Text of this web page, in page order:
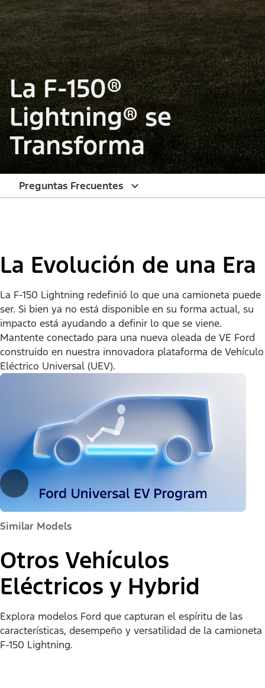
La F-150®
Lightning® se
Transforma
Preguntas Frecuentes
La Evolución de una Era
La F-150 Lightning redefinió lo que una camioneta puede
ser. Si bien ya no está disponible en su forma actual, su
impacto está ayudando a definir lo que se viene.
Mantente conectado para una nueva oleada de VE Ford
construido en nuestra innovadora plataforma de Vehículo
Eléctrico Universal (UEV).
Similar Models
Otros Vehículos
Eléctricos y Hybrid
Explora modelos Ford que capturan el espíritu de las
características, desempeño y versatilidad de la camioneta
F-150 Lightning.